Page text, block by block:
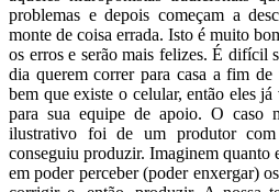
problemas e depois começam a
monte de coisa errada. Isto é muito
os erros e serão mais felizes. É difícil
dia querem correr para casa a fim
bem que existe o celular, então eles já
para sua equipe de apoio. O caso
ilustrativo foi de um produtor
conseguiu produzir. Imaginem quanto
em poder perceber (poder enxergar)